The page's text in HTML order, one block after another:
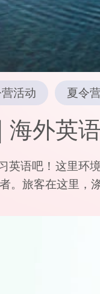
活动 夏令
海外英
语吧！这里环
。旅客在这里，